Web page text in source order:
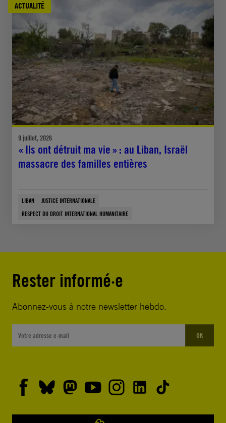
ACTUALITÉ
9 juillet, 2026
« Ils ont détruit ma vie » : au Liban, Israël
massacre des familles entières
LIBAN
JUSTICE INTERNATIONALE
RESPECT DU DROIT INTERNATIONAL HUMANITAIRE
Rester informé·e
Abonnez-vous à notre newsletter hebdo.
OK